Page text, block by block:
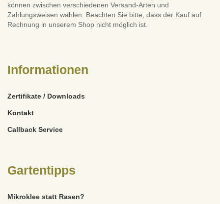
können zwischen verschiedenen Versand-Arten und
Zahlungsweisen wählen. Beachten Sie bitte, dass der Kauf auf
Rechnung in unserem Shop nicht möglich ist.
Informationen
Zertifikate / Downloads
Kontakt
Callback Service
Gartentipps
Mikroklee statt Rasen?